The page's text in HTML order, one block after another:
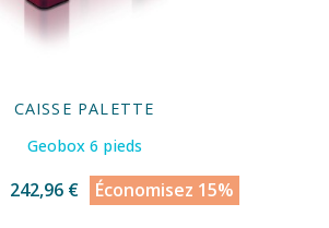
CAISSE PALETTE
Geobox 6 pieds
242,96 € Économisez 15%